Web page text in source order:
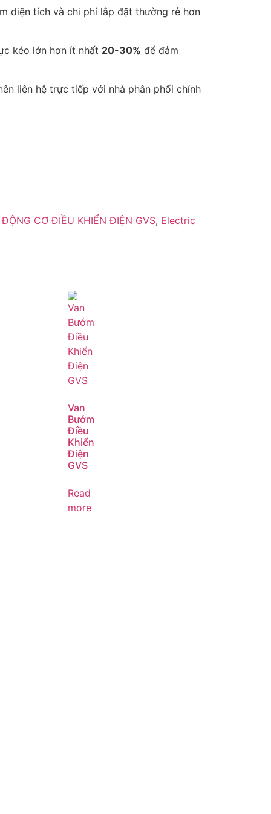
diện tích và chi phí lắp đặt thường rẻ hơn
kéo lớn hơn ít nhất 20-30% để đảm
liên hệ trực tiếp với nhà phân phối chính
ĐỘNG CƠ ĐIỀU KHIỂN ĐIỆN GVS, Electric
Van
Bướm
Điều
Khiển
Điện
GVS
Read
more